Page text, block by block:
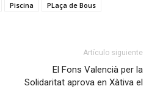
Piscina
PLaça de Bous
Artículo siguiente
El Fons Valencià per la
Solidaritat aprova en Xàtiva el